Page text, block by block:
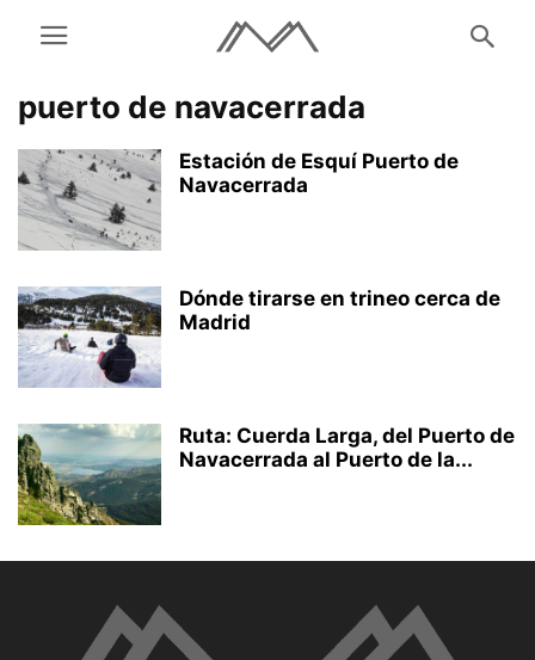
puerto de navacerrada
Estación de Esquí Puerto de
Navacerrada
Dónde tirarse en trineo cerca de
Madrid
Ruta: Cuerda Larga, del Puerto de
Navacerrada al Puerto de la...